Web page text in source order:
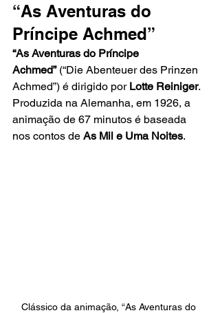
“As Aventuras do
Príncipe Achmed”
“As Aventuras do Príncipe
Achmed” (“Die Abenteuer des Prinzen
Achmed”) é dirigido por Lotte Reiniger.
Produzida na Alemanha, em 1926, a
animação de 67 minutos é baseada
nos contos de As Mil e Uma Noites.
Clássico da animação, “As Aventuras do